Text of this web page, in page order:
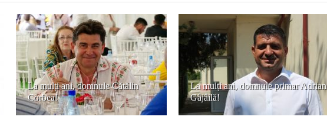
La mulți ani, domnule Cătălin
Corbea!
La mulți ani, domnule primar Adrian
Gâjâilă!